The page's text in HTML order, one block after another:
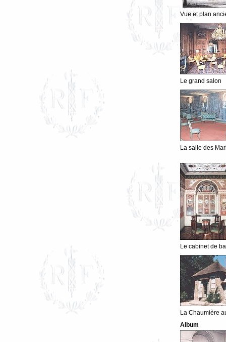
Vue et plan
Le grand salon
La salle des
Le cabinet de
La Chaumière
Album